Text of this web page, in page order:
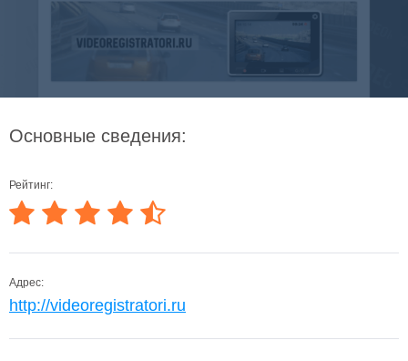
Основные сведения:
Рейтинг:
Адрес:
http://videoregistratori.ru